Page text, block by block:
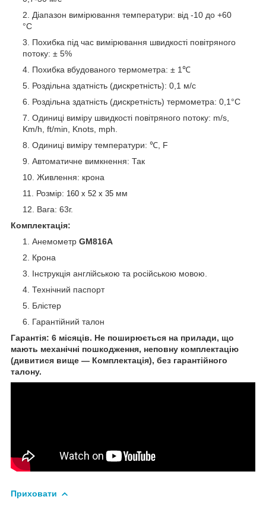
Діапазон вимірювання температури: від -10 до +60
°C
Похибка під час вимірювання швидкості повітряного
потоку: ± 5%
Похибка вбудованого термометра: ± 1℃
Роздільна здатність (дискретність): 0,1 м/с
Роздільна здатність (дискретність) термометра: 0,1°C
Одиниці виміру швидкості повітряного потоку: m/s,
Km/h, ft/min, Knots, mph.
Одиниці виміру температури: ℃, F
Автоматичне вимкнення: Так
Живлення: крона
Розмір: 160 х 52 х 35 мм
Вага: 63г.
Комплектація:
Анемометр GM816А
Крона
Інструкція англійською та російською мовою.
Технічний паспорт
Блістер
Гарантійний талон
Гарантія: 6 місяців. Не поширюється на прилади, що
мають механічні пошкодження, неповну комплектацію
(дивитися вище — Комплектація), без гарантійного
талону.
Приховати